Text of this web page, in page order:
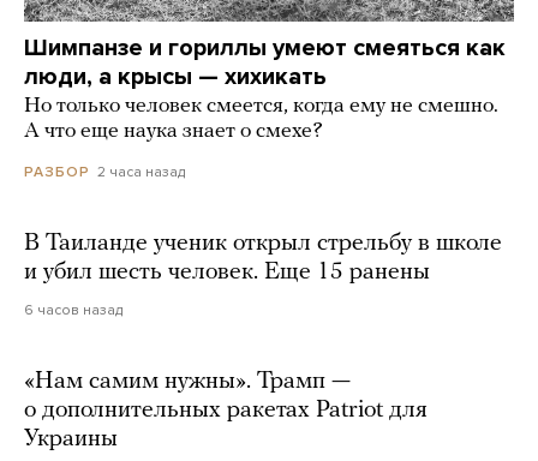
Шимпанзе и гориллы умеют смеяться как
люди, а крысы — хихикать
Но только человек смеется, когда ему не смешно.
А что еще наука знает о смехе?
РАЗБОР 2 часа назад
В Таиланде ученик открыл стрельбу в школе
и убил шесть человек. Еще 15 ранены
6 часов назад
«Нам самим нужны». Трамп —
о дополнительных ракетах Patriot для
Украины